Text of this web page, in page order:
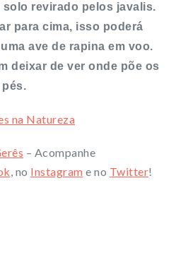
revirado pelos javalis.
para cima, isso poderá
ave de rapina em voo.
deixar de ver onde põe os
pés.
na Natureza
– Acompanhe
, no Instagram e no Twitter!